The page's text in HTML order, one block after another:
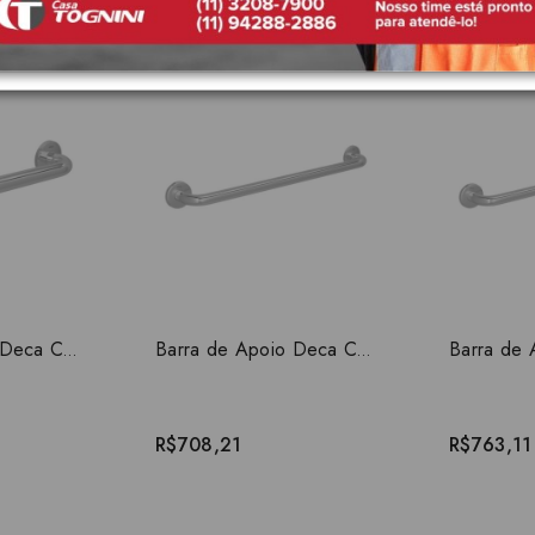
Barra de Apoio Deca Conforto 40cm Aço Polido 2310.I.040.POL.N Barra de Apoio Deca Conforto 70cm Aço Polido 2310.I.070.POL.N
R$708,21 R$763,11